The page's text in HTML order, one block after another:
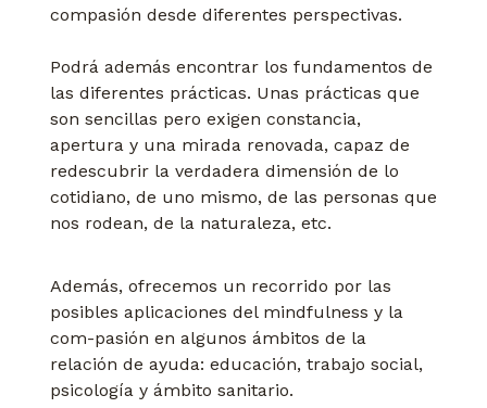
compasión desde diferentes perspectivas.
Podrá además encontrar los fundamentos de
las diferentes prácticas. Unas prácticas que
son sencillas pero exigen constancia,
apertura y una mirada renovada, capaz de
redescubrir la verdadera dimensión de lo
cotidiano, de uno mismo, de las personas que
nos rodean, de la naturaleza, etc.
Además, ofrecemos un recorrido por las
posibles aplicaciones del mindfulness y la
com-pasión en algunos ámbitos de la
relación de ayuda: educación, trabajo social,
psicología y ámbito sanitario.